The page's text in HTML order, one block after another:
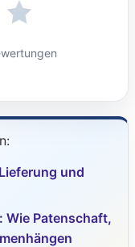
und
Wie Patenschaft,